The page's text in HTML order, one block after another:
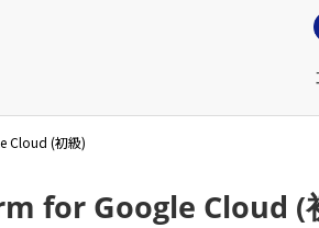
Cloud (初級)
for Google Cloud (